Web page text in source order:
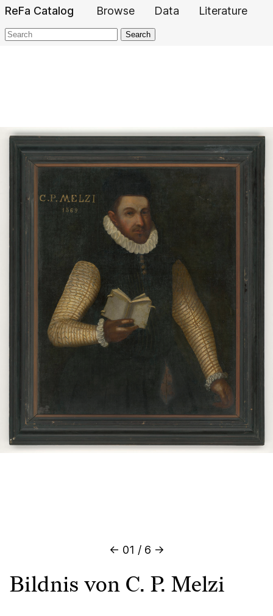
ReFa Catalog Browse Data Literature
Search
Bildnis von C. P. Melzi
← 01 / 6 →